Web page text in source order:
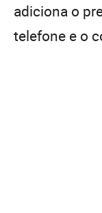
adiciona o
telefone e o